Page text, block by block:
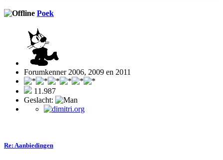
Poek
Forumkenner 2006, 2009 en 2011
11.987
Geslacht:
Re: Aanbiedingen